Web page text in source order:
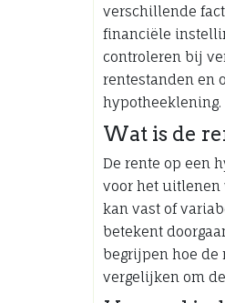
verschillende
financiële
controleren bij
rentestanden en
hypotheeklening.
Wat is de
De rente op een
voor het uitlenen
kan vast of
betekent
begrijpen hoe de
vergelijken om